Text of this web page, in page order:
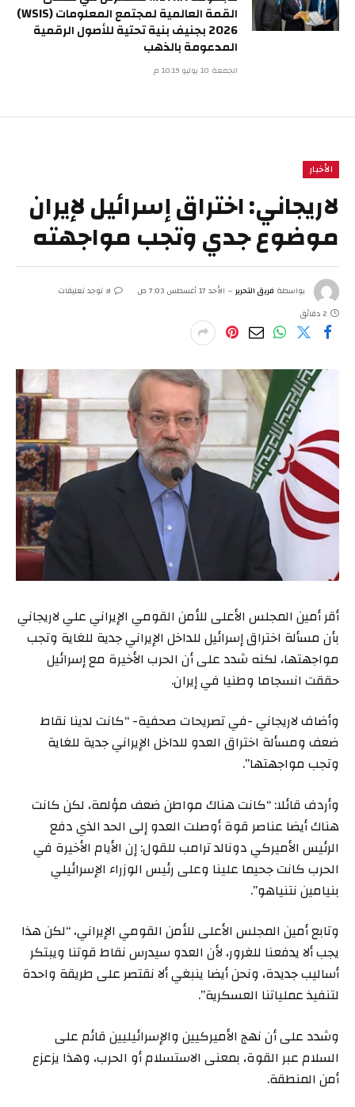
القمة العالمية لمجتمع المعلومات (WSIS)
2026 بجنيف بنية تحتية للأصول الرقمية
المدعومة بالذهب
الجمعة 10 يوليو 10:19 م
الأخبار
لاريجاني: اختراق إسرائيل لإيران
موضوع جدي وتجب مواجهته
بواسطة فريق التحرير الأحد 17 أغسطس 7:03 ص
لا توجد تعليقات
2 دقائق
أقر أمين المجلس الأعلى للأمن القومي الإيراني علي لاريجاني
بأن مسألة اختراق إسرائيل للداخل الإيراني جدية للغاية وتجب
مواجهتها، لكنه شدد على أن الحرب الأخيرة مع إسرائيل
حققت انسجاما وطنيا في إيران.
وأضاف لاريجاني -في تصريحات صحفية- “كانت لدينا نقاط
ضعف ومسألة اختراق العدو للداخل الإيراني جدية للغاية
وتجب مواجهتها”.
وأردف قائلا: “كانت هناك مواطن ضعف مؤلمة، لكن كانت
هناك أيضا عناصر قوة أوصلت العدو إلى الحد الذي دفع
الرئيس الأميركي دونالد ترامب للقول: إن الأيام الأخيرة في
الحرب كانت جحيما علينا وعلى رئيس الوزراء الإسرائيلي
بنيامين نتنياهو”.
وتابع أمين المجلس الأعلى للأمن القومي الإيراني، “لكن هذا
يجب ألا يدفعنا للغرور، لأن العدو سيدرس نقاط قوتنا ويبتكر
أساليب جديدة، ونحن أيضا ينبغي ألا نقتصر على طريقة واحدة
لتنفيذ عملياتنا العسكرية”.
وشدد على أن نهج الأميركيين والإسرائيليين قائم على
السلام عبر القوة، بمعنى الاستسلام أو الحرب، وهذا يزعزع
أمن المنطقة.